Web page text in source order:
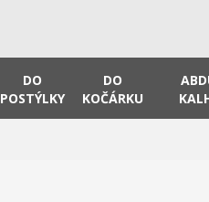
DO
POSTÝLKY
DO
KOČÁRKU